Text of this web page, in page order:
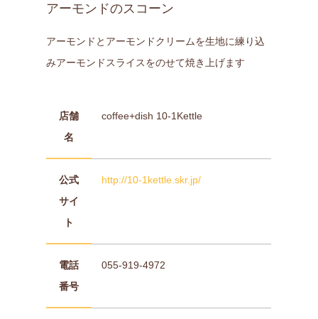
アーモンドのスコーン
アーモンドとアーモンドクリームを生地に練り込
みアーモンドスライスをのせて焼き上げます
店舗
名
coffee+dish 10-1Kettle
公式
サイ
ト
http://10-1kettle.skr.jp/
電話
番号
055-919-4972